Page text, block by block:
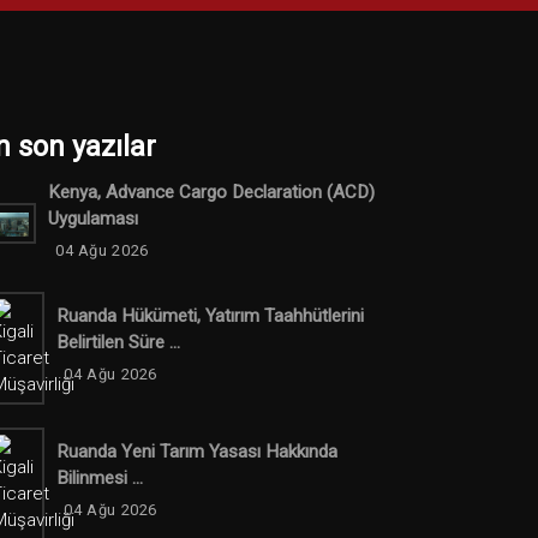
son yazılar
Kenya, Advance Cargo Declaration (ACD)
Uygulaması
04 Ağu 2026
Ruanda Hükümeti, Yatırım Taahhütlerini
Belirtilen Süre ...
04 Ağu 2026
Ruanda Yeni Tarım Yasası Hakkında
Bilinmesi ...
04 Ağu 2026